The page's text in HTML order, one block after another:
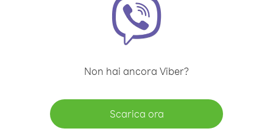
Non hai ancora Viber?
Scarica ora